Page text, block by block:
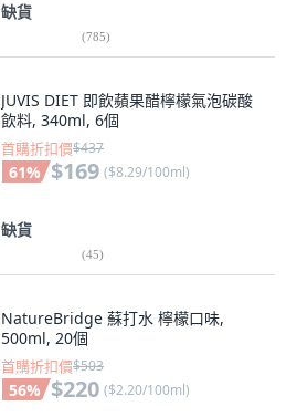
缺貨
(785)
JUVIS DIET 即飲蘋果醋檸檬氣泡碳酸
飲料, 340ml, 6個
首購折扣價$437
61% $169 ($8.29/100ml)
缺貨
(45)
NatureBridge 蘇打水 檸檬口味,
500ml, 20個
首購折扣價$503
56% $220 ($2.20/100ml)